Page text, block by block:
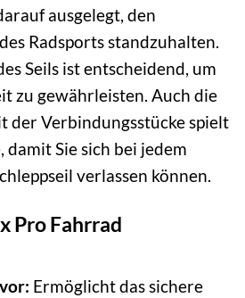
ausgelegt, den
Radsports standzuhalten.
Seils ist entscheidend, um
zu gewährleisten. Auch die
der Verbindungsstücke spielt
Sie sich bei jedem
verlassen können.
Pro Fahrrad
Ermöglicht das sichere